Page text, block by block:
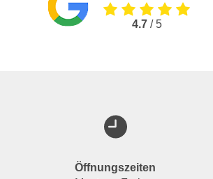
4.7/ 5
Öffnungszeiten